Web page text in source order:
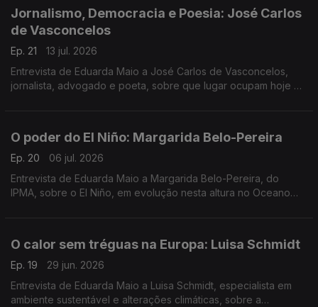
Jornalismo, Democracia e Poesia: José Carlos
de Vasconcelos
Ep. 21
13 jul. 2026
Entrevista de Eduarda Maio a José Carlos de Vasconcelos,
jornalista, advogado e poeta, sobre que lugar ocupam hoje o
O poder do El Niño: Margarida Belo-Pereira
Ep. 20
06 jul. 2026
Entrevista de Eduarda Maio a Margarida Belo-Pereira, do
IPMA, sobre o El Niño, em evolução nesta altura no Oceano
O calor sem tréguas na Europa: Luisa Schmidt
Ep. 19
29 jun. 2026
Entrevista de Eduarda Maio a Luisa Schmidt, especialista em
ambiente sustentável e alterações climáticas, sobre a